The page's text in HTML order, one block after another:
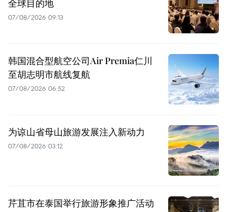
全球目的地
07/08/2026 09:13
韩国混合型航空公司Air Premia仁川
至胡志明市航线复航
07/08/2026 06:52
为谅山省母山旅游发展注入新动力
07/08/2026 03:12
芹苴市在泰国举行旅游形象推广活动